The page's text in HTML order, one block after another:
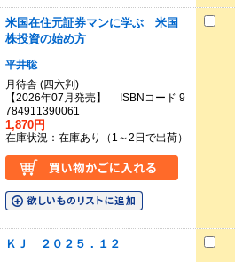
米国在住元証券マンに学ぶ 米国
株投資の始め方
平井聡
月待舎 (四六判)
【2026年07月発売】 ISBNコード 9
784911390061
1,870円
在庫状況：在庫あり（1～2日で出荷）
ＫＪ ２０２５．１２